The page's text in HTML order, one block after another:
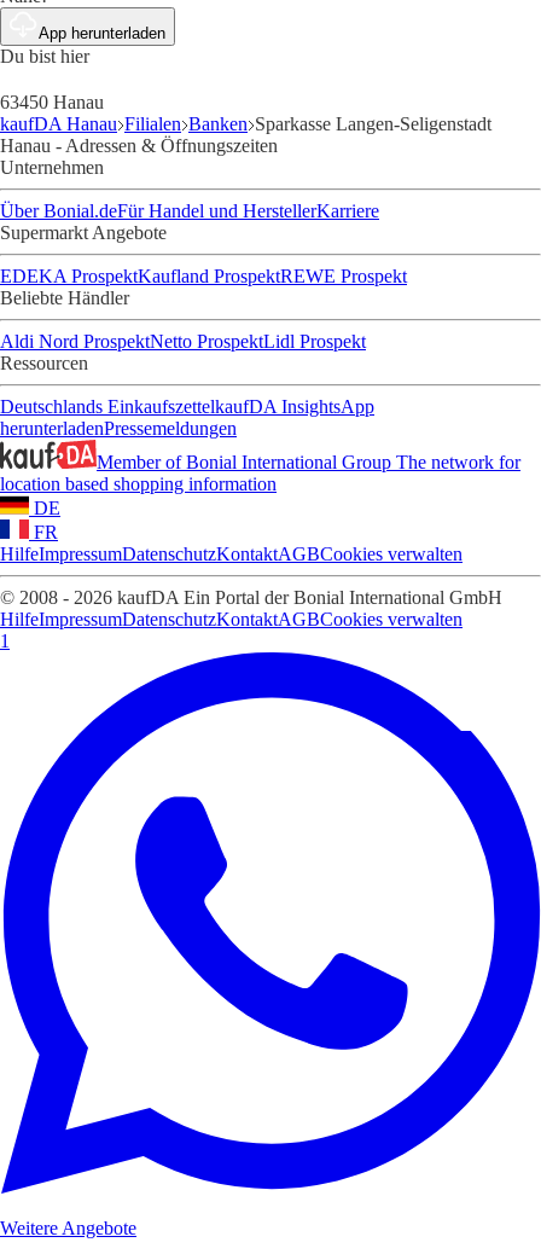
App herunterladen
Du bist hier
63450 Hanau
kaufDA Hanau Filialen Banken Sparkasse Langen-Seligenstadt
Hanau - Adressen & Öffnungszeiten
Unternehmen
Über Bonial.deFür Handel und HerstellerKarriere
Supermarkt Angebote
EDEKA ProspektKaufland ProspektREWE Prospekt
Beliebte Händler
Aldi Nord ProspektNetto ProspektLidl Prospekt
Ressourcen
Deutschlands EinkaufszettelkaufDA InsightsApp
herunterladenPressemeldungen
Member of Bonial International Group The network for
location based shopping information
DE
FR
HilfeImpressumDatenschutzKontaktAGBCookies verwalten
© 2008 - 2026 kaufDA Ein Portal der Bonial International GmbH
HilfeImpressumDatenschutzKontaktAGBCookies verwalten
1
Weitere Angebote